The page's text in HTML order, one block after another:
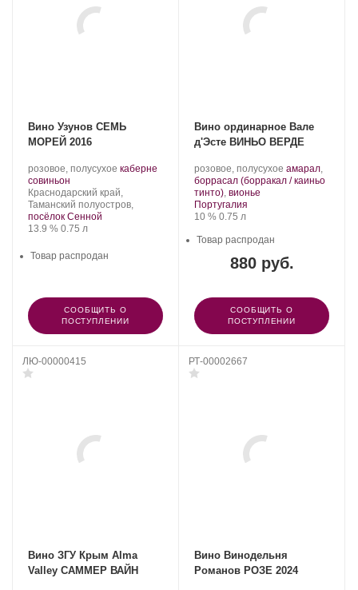
Вино Узунов СЕМЬ
МОРЕЙ 2016
Производитель:
Узунов.
розовое, полусухое .
винограда:
каберне
совиньон
Регион:
Краснодарский край,
Таманский полуостров,
посёлок Сенной
Крепость
13.9 %. Объем
0.75 л
Товар распродан
СООБЩИТЬ О
ПОСТУПЛЕНИИ
Вино ординарное Вале
д'Эсте ВИНЬО ВЕРДЕ
розовое, полусухое .
Сорт
амарал,
боррасал (борракал / каиньо
тинто), вионье
Регион:
Португалия
Крепость
10 %. Объем
0.75 л
880 руб.
Товар распродан
СООБЩИТЬ О
ПОСТУПЛЕНИИ
ЛЮ-00000415
Вино ЗГУ Крым Alma
Valley САММЕР ВАЙН
РТ-00002667
Вино Винодельня
Романов РОЗЕ 2024